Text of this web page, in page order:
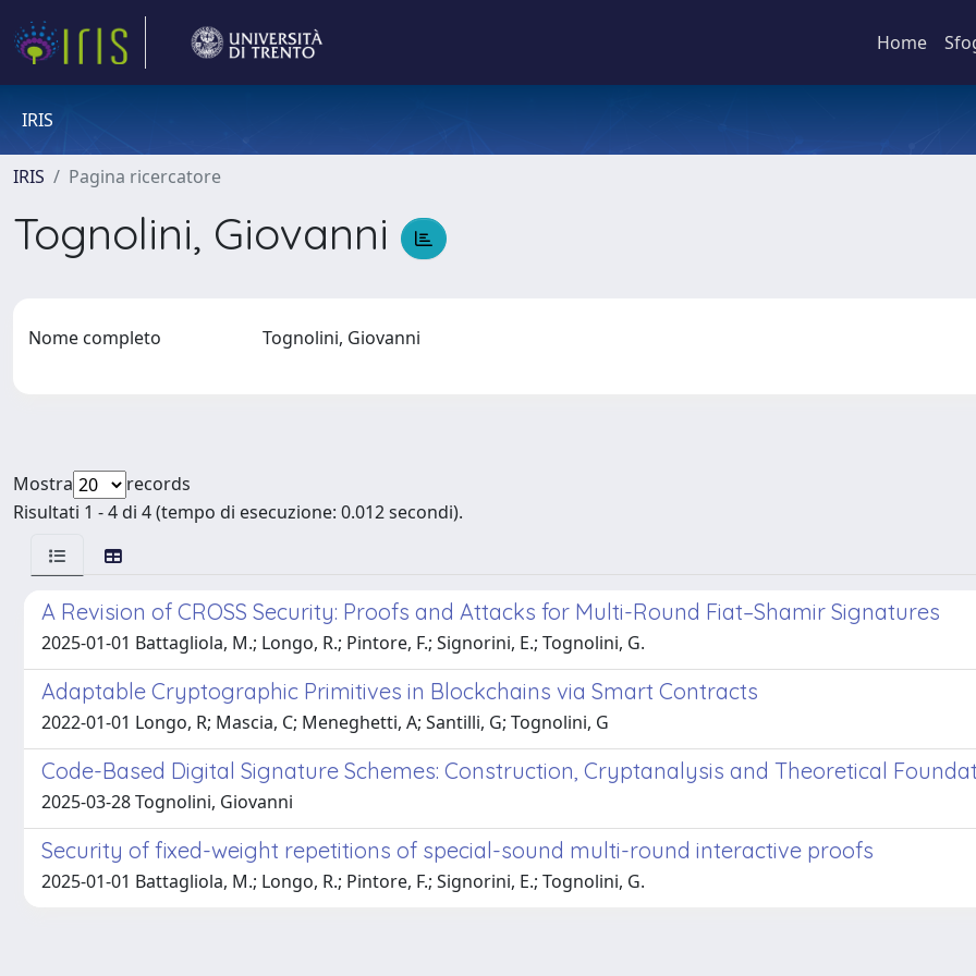
Home
IRIS
IRIS Pagina ricercatore
Tognolini, Giovanni
Nome completo Tognolini, Giovanni
Mostra
records
Risultati 1 - 4 di 4 (tempo di esecuzione: 0.012 secondi).
A Revision of CROSS Security: Proofs and Attacks for Multi-Round Fiat–Shamir Signatures
2025-01-01 Battagliola, M.; Longo, R.; Pintore, F.; Signorini, E.; Tognolini, G.
Adaptable Cryptographic Primitives in Blockchains via Smart Contracts
2022-01-01 Longo, R; Mascia, C; Meneghetti, A; Santilli, G; Tognolini, G
Code-Based Digital Signature Schemes: Construction, Cryptanalysis and Theoretical
2025-03-28 Tognolini, Giovanni
Security of fixed-weight repetitions of special-sound multi-round interactive proofs
2025-01-01 Battagliola, M.; Longo, R.; Pintore, F.; Signorini, E.; Tognolini, G.